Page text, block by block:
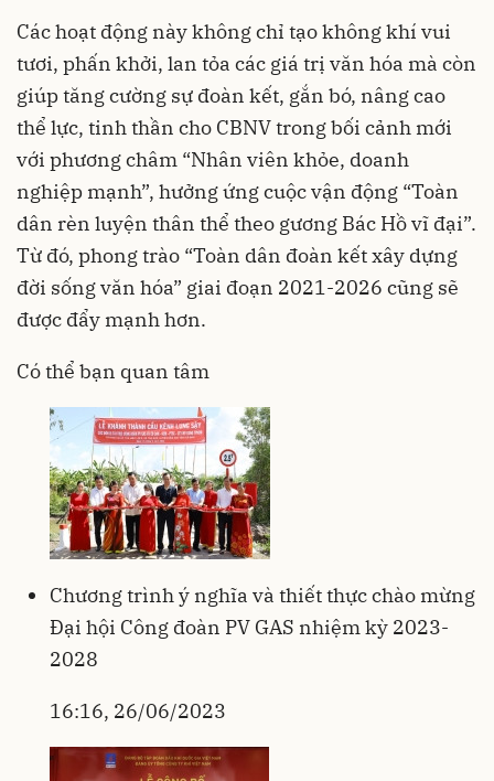
Các hoạt động này không chỉ tạo không khí vui
tươi, phấn khởi, lan tỏa các giá trị văn hóa mà còn
giúp tăng cường sự đoàn kết, gắn bó, nâng cao
thể lực, tinh thần cho CBNV trong bối cảnh mới
với phương châm “Nhân viên khỏe, doanh
nghiệp mạnh”, hưởng ứng cuộc vận động “Toàn
dân rèn luyện thân thể theo gương Bác Hồ vĩ đại”.
Từ đó, phong trào “Toàn dân đoàn kết xây dựng
đời sống văn hóa” giai đoạn 2021-2026 cũng sẽ
được đẩy mạnh hơn.
Có thể bạn quan tâm
Chương trình ý nghĩa và thiết thực chào mừng
Đại hội Công đoàn PV GAS nhiệm kỳ 2023-
2028
16:16, 26/06/2023